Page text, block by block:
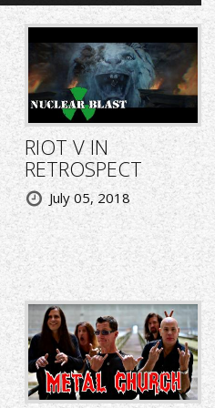
RIOT V IN
RETROSPECT
July 05, 2018